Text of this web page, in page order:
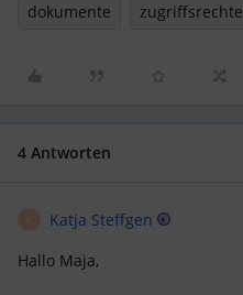
dokumente zugriffsrechte
4 Antworten
Katja Steffgen
Hallo Maja,